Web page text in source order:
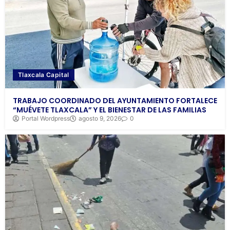
Tlaxcala Capital
TRABAJO COORDINADO DEL AYUNTAMIENTO FORTALECE
“MUÉVETE TLAXCALA” Y EL BIENESTAR DE LAS FAMILIAS
Portal Wordpress agosto 9, 2026 0